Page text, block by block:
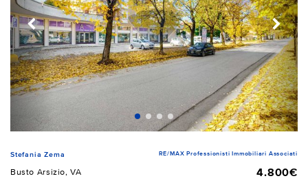
Stefania Zema RE/MAX Professionisti Immobiliari Associati
Busto Arsizio, VA 4.800€